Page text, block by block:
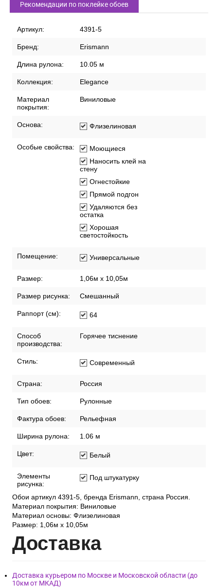
Рекомендации по поклейке обоев
Артикул: 4391-5
Бренд: Erismann
Длина рулона: 10.05 м
Коллекция: Elegance
Материал
покрытия:
Виниловые
Основа: Флизелиновая
Особые свойства:
Моющиеся
Наносить клей на
стену
Огнестойкие
Прямой подгон
Удаляются без
остатка
Хорошая
светостойкость
Помещение: Универсальные
Размер: 1,06м х 10,05м
Размер рисунка: Смешанный
Раппорт (см): 64
Способ
производства:
Горячее тиснение
Стиль: Современный
Страна: Россия
Тип обоев: Рулонные
Фактура обоев: Рельефная
Ширина рулона: 1.06 м
Цвет: Белый
Элементы
рисунка:
Под штукатурку
Обои артикул 4391-5, бренда Erismann, страна Россия.
Материал покрытия: Виниловые
Материал основы: Флизелиновая
Размер: 1,06м х 10,05м
Доставка
Доставка курьером по Москве и Московской области (до
10км от МКАД)